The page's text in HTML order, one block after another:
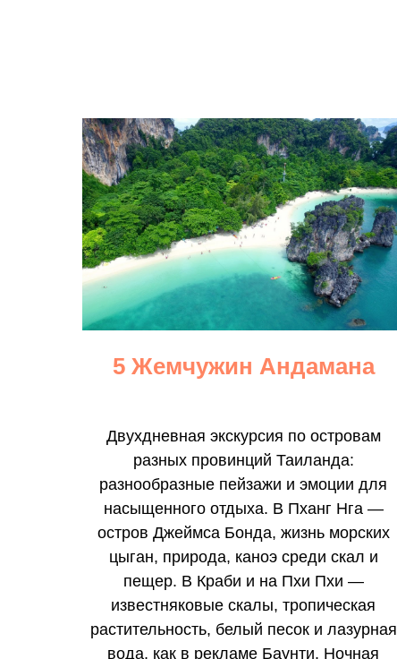
5 Жемчужин Андамана
Двухдневная экскурсия по островам
разных провинций Таиланда:
разнообразные пейзажи и эмоции для
насыщенного отдыха. В Пханг Нга —
остров Джеймса Бонда, жизнь морских
цыган, природа, каноэ среди скал и
пещер. В Краби и на Пхи Пхи —
известняковые скалы, тропическая
растительность, белый песок и лазурная
вода, как в рекламе Баунти. Ночная